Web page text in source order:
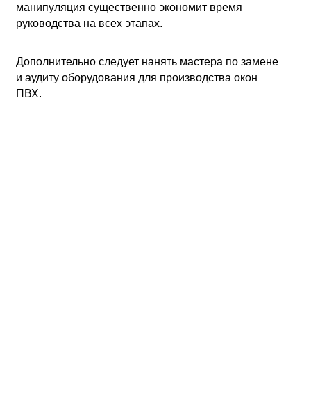
манипуляция существенно экономит время
руководства на всех этапах.
Дополнительно следует нанять мастера по замене
и аудиту оборудования для производства окон
ПВХ.